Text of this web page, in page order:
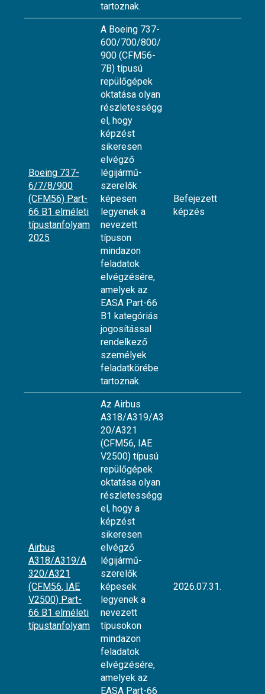
tartoznak.
Boeing 737-
6/7/8/900
(CFM56) Part-
66 B1 elméleti
típustanfolyam
2025
A Boeing 737-
600/700/800/
900 (CFM56-
7B) típusú
repülőgépek
oktatása olyan
részletességg
el, hogy
képzést
sikeresen
elvégző
légijármű-
szerelők
képesen
legyenek a
nevezett
típuson
mindazon
feladatok
elvégzésére,
amelyek az
EASA Part-66
B1 kategóriás
jogosítással
rendelkező
személyek
feladatkörébe
tartoznak.
Befejezett
képzés
Airbus
A318/A319/A
320/A321
(CFM56, IAE
V2500) Part-
66 B1 elméleti
típustanfolyam
Az Airbus
A318/A319/A3
20/A321
(CFM56, IAE
V2500) típusú
repülőgépek
oktatása olyan
részletességg
el, hogy a
képzést
sikeresen
elvégző
légijármű-
szerelők
képesek
legyenek a
nevezett
típusokon
mindazon
feladatok
elvégzésére,
amelyek az
EASA Part-66
2026.07.31.